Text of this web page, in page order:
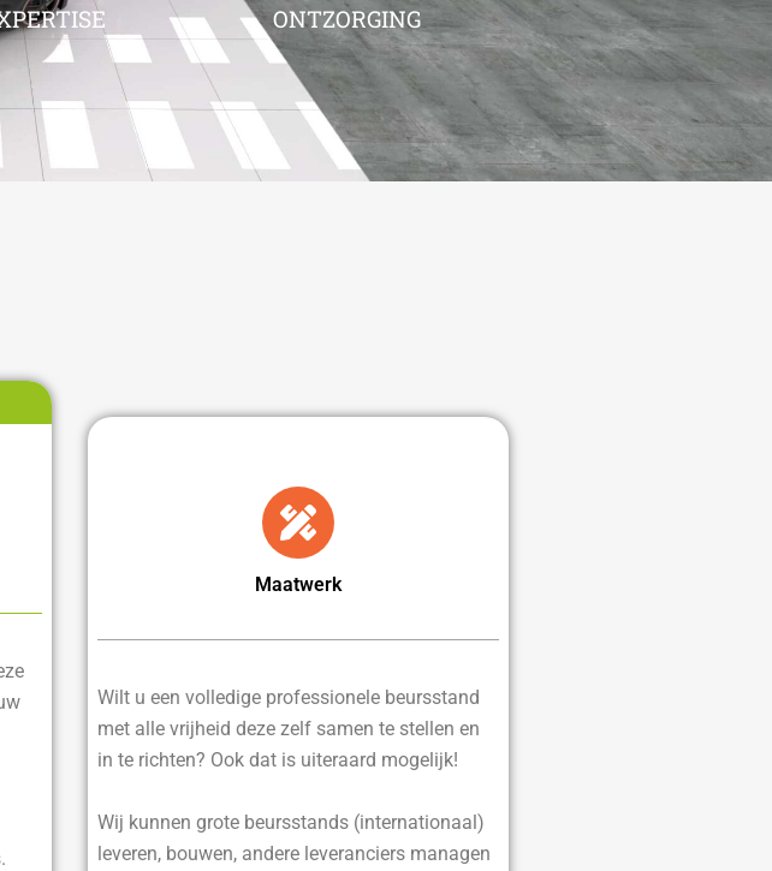
ONTZORGING
Maatwerk
Wilt u een volledige professionele beursstand
met alle vrijheid deze zelf samen te stellen en
in te richten? Ook dat is uiteraard mogelijk!
Wij kunnen grote beursstands (internationaal)
leveren, bouwen, andere leveranciers managen